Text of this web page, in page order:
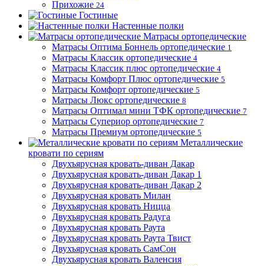
Прихожие 24
Гостиные
Настенные полки
Матрасы ортопедические
Матрасы Оптима Боннель ортопедические 1
Матрасы Классик ортопедические 4
Матрасы Классик плюс ортопедические 4
Матрасы Комфорт Плюс ортопедические 5
Матрасы Комфорт ортопедические 5
Матрасы Люкс ортопедические 8
Матрасы Оптимал мини ТФК ортопедические 7
Матрасы Супериор ортопедические 7
Матрасы Премиум ортопедические 5
Металлические
кровати по сериям
Двухъярусная кровать-диван Дакар
Двухъярусная кровать-диван Дакар 1
Двухъярусная кровать-диван Дакар 2
Двухъярусная кровать Милан
Двухъярусная кровать Ницца
Двухъярусная кровать Радуга
Двухъярусная кровать Раута
Двухъярусная кровать Раута Твист
Двухъярусная кровать СамСон
Двухъярусная кровать Валенсия